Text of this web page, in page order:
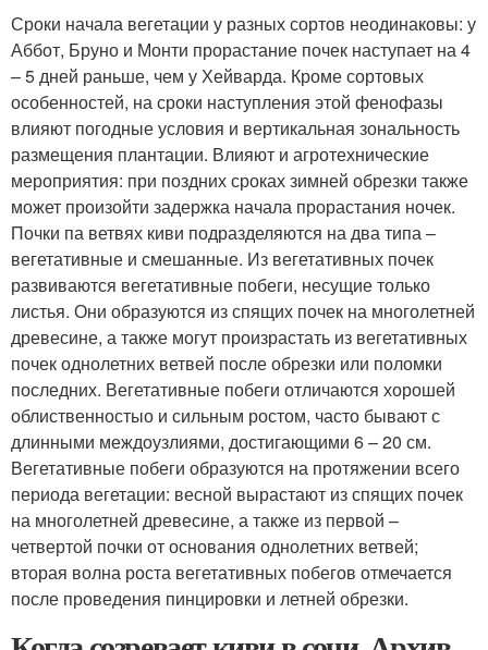
Сроки начала вегетации у разных сортов неодинаковы: у
Аббот, Бруно и Монти прорастание почек наступает на 4
– 5 дней раньше, чем у Хейварда. Кроме сортовых
особенностей, на сроки наступления этой фенофазы
влияют погодные условия и верти­кальная зональность
размещения плантации. Влияют и агротех­нические
мероприятия: при поздних сроках зимней обрезки так­же
может произойти задержка начала прорастания ночек.
Поч­ки па ветвях киви подразделяются на два типа –
вегетативные и смешанные. Из вегетативных почек
развиваются вегетативные побеги, несущие только
листья. Они образуются из спящих по­чек на многолетней
древесине, а также могут произрастать из вегетативных
почек однолетних ветвей после обрезки или полом­ки
последних. Вегетативные побеги отличаются хорошей
облиственностыо и сильным ростом, часто бывают с
длинными междо­узлиями, достигающими 6 – 20 см.
Вегетативные побеги образу­ются на протяжении всего
периода вегетации: весной вырастают из спящих почек
на многолетней древесине, а также из первой –
четвертой почки от основания однолетних ветвей;
вторая волна роста вегетативных побегов отмечается
после проведения пинци­ровки и летней обрезки.